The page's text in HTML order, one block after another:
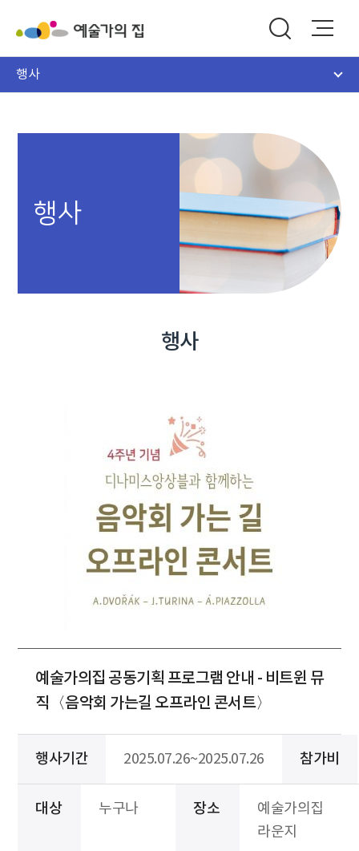
행사
행사
행사
예술가의집 공동기획 프로그램 안내 - 비트윈 뮤
직〈음악회 가는길 오프라인 콘서트〉
행사기간 2025.07.26~2025.07.26 참가비
대상 누구나 장소
예술가의집
라운지